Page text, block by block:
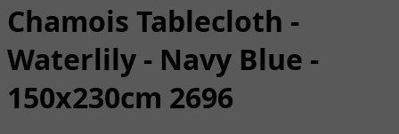
Chamois Tablecloth -
Waterlily - Navy Blue -
150x230cm 2696